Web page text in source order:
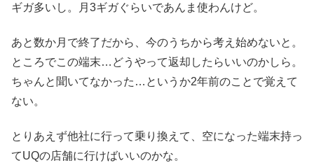
ギガ多いし。月3ギガぐらいであんま使わんけど。
あと数か月で終了だから、今のうちから考え始めないと。
ところでこの端末…どうやって返却したらいいのかしら。
ちゃんと聞いてなかった…というか2年前のことで覚えて
ない。
とりあえず他社に行って乗り換えて、空になった端末持っ
てUQの店舗に行けばいいのかな。